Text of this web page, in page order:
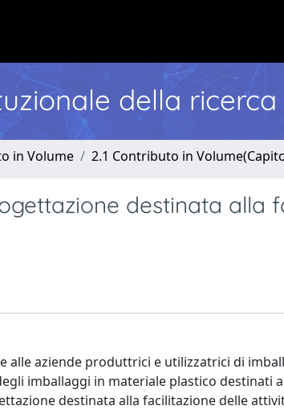
della ricerca
in Volume 2.1 Contributo in
destinata alla
alle aziende produttrici e utilizzatrici di
imballaggi in materiale plastico destinati
destinata alla facilitazione delle